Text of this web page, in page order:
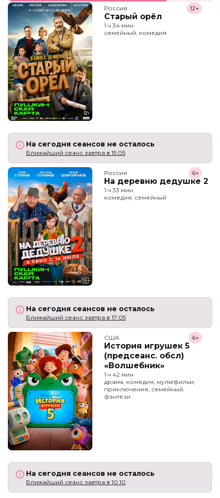
Россия
Старый орёл
12+
1 ч 34 мин
семейный, комедия
На сегодня сеансов не осталось
Ближайший сеанс завтра в 15:05
Россия
На деревню дедушке 2
6+
1 ч 33 мин
комедия, семейный
На сегодня сеансов не осталось
Ближайший сеанс завтра в 17:05
США
История игрушек 5
(предсеанс. обсл)
«Волшебник»
6+
1 ч 42 мин
драма, комедия, мультфильм,
приключения, семейный,
фэнтези
На сегодня сеансов не осталось
Ближайший сеанс завтра в 10:10